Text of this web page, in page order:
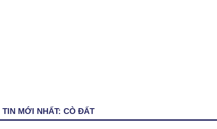
TIN MỚI NHẤT: CÒ ĐẤT